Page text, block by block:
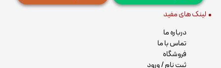
لینک های مفید
درباره ما
تماس با ما
فروشگاه
ثبت نام / ورود